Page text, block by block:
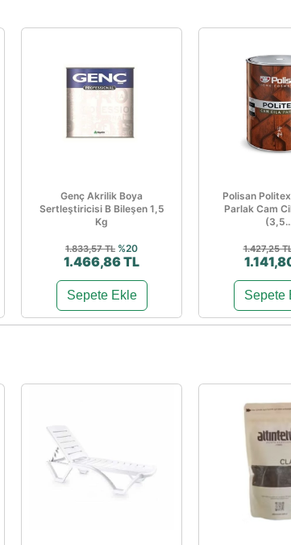
Genç Akrilik Boya
Sertleştiricisi B Bileşen 1,5
Kg
1.833,57 TL %20
1.466,86 TL
Sepete Ekle
Polisan
Parlak Cam
1.427,25
Sepete